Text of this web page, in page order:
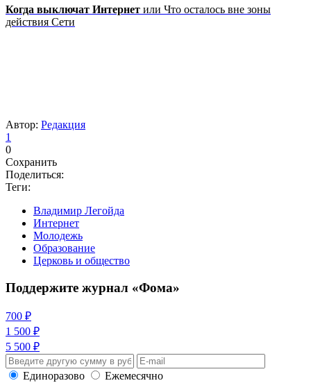
Когда выключат Интернет или Что осталось вне зоны
действия Сети
Автор: Редакция
1
0
Сохранить
Поделиться:
Теги:
Владимир Легойда
Интернет
Молодежь
Образование
Церковь и общество
Поддержите журнал «Фома»
700 ₽
1 500 ₽
5 500 ₽
Единоразово
Ежемесячно